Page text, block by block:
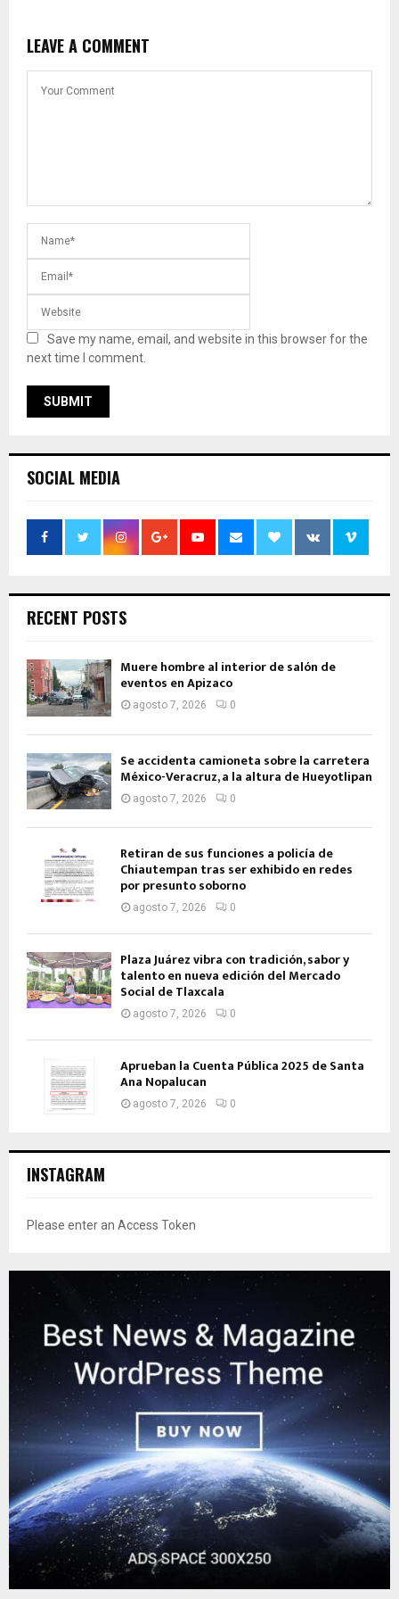
LEAVE A COMMENT
Save my name, email, and website in this browser for the
next time I comment.
SOCIAL MEDIA
RECENT POSTS
Muere hombre al interior de salón de
eventos en Apizaco
agosto 7, 2026 0
Se accidenta camioneta sobre la carretera
México-Veracruz, a la altura de Hueyotlipan
agosto 7, 2026 0
Retiran de sus funciones a policía de
Chiautempan tras ser exhibido en redes
por presunto soborno
agosto 7, 2026 0
Plaza Juárez vibra con tradición, sabor y
talento en nueva edición del Mercado
Social de Tlaxcala
agosto 7, 2026 0
Aprueban la Cuenta Pública 2025 de Santa
Ana Nopalucan
agosto 7, 2026 0
INSTAGRAM
Please enter an Access Token